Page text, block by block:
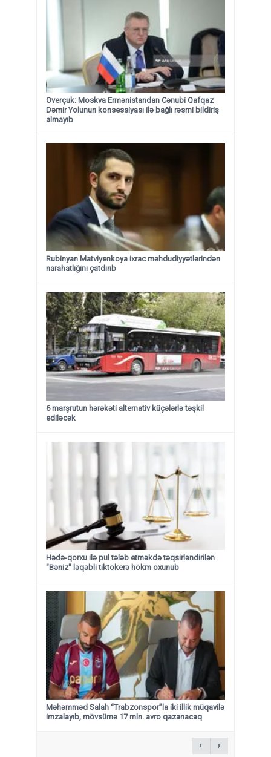
Overçuk: Moskva Ermənistandan Cənubi Qafqaz
Dəmir Yolunun konsessiyası ilə bağlı rəsmi bildiriş
almayıb
Rubinyan Matviyenkoya ixrac məhdudiyyətlərindən
narahatlığını çatdırıb
6 marşrutun hərəkəti alternativ küçələrlə təşkil
ediləcək
Hədə-qorxu ilə pul tələb etməkdə təqsirləndirilən
"Bəniz" ləqəbli tiktokerə hökm oxunub
Məhəmməd Salah “Trabzonspor”la iki illik müqavilə
imzalayıb, mövsümə 17 mln. avro qazanacaq